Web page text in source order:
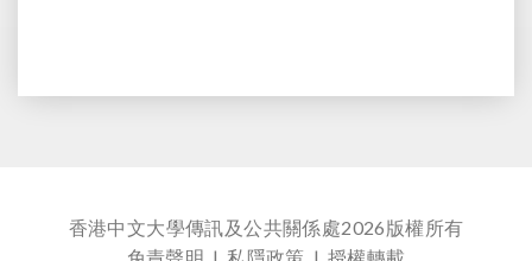
香港中文大學傳訊及公共關係處2026版權所有